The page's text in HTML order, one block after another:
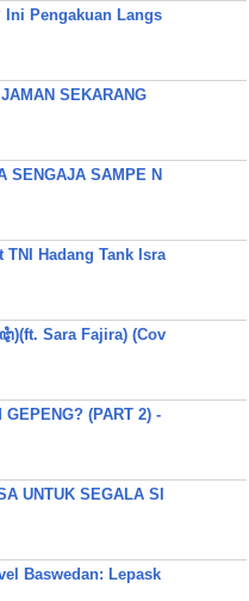
Ini Pengakuan Langs
SEKARANG
SENGAJA SAMPE N
Hadang Tank Isra
Sara Fajira) (Cov
GEPENG? (PART 2) -
UNTUK SEGALA SI
Baswedan: Lepask